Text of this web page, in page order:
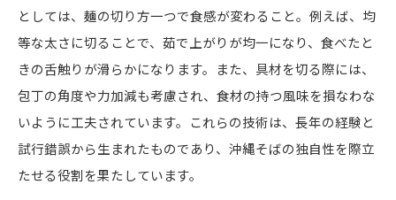
家庭でできる沖縄そばの風味作り
沖縄そば調理に欠かせない包丁
沖縄そばに最適な包丁の選び方
沖縄そば作りの基本、包丁の持ち方
沖縄そばの調理で活躍する包丁技
包丁メンテナンスが沖縄そばを変える
としては、麺の切り方一つで食感が変わること。例えば、均
等な太さに切ることで、茹で上がりが均一になり、食べたと
きの舌触りが滑らかになります。また、具材を切る際には、
包丁の角度や力加減も考慮され、食材の持つ風味を損なわな
いように工夫されています。これらの技術は、長年の経験と
試行錯誤から生まれたものであり、沖縄そばの独自性を際立
たせる役割を果たしています。